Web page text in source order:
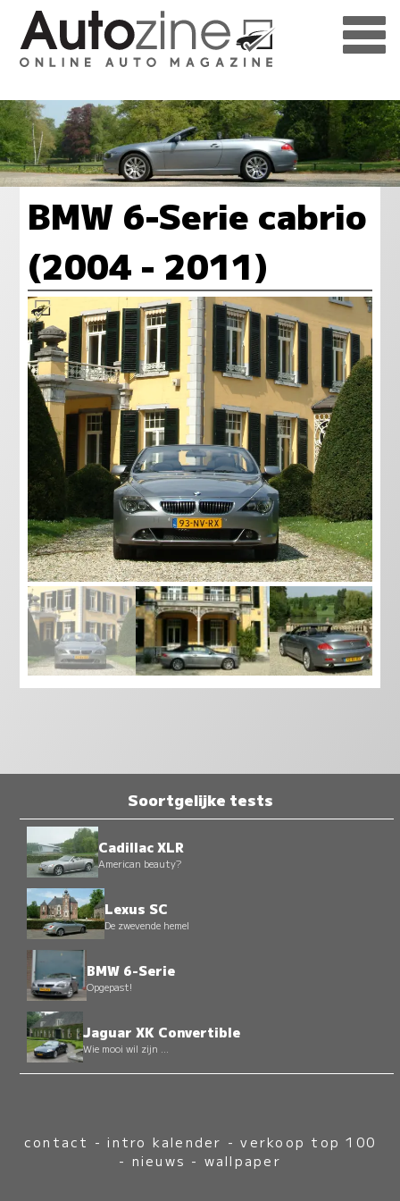
BMW 6-Serie cabrio
(2004 - 2011)
Soortgelijke tests
Cadillac XLR
American beauty?
Lexus SC
De zwevende hemel
BMW 6-Serie
Opgepast!
Jaguar XK Convertible
Wie mooi wil zijn ...
contact -intro kalender -verkoop top 100
- nieuws - wallpaper